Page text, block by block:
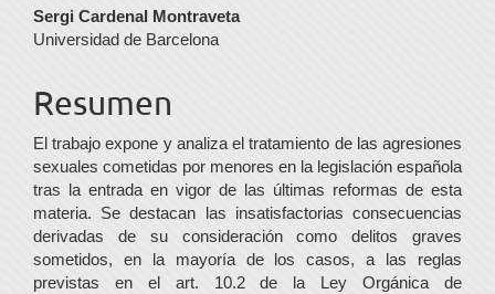
Contenido
principal
del
artículo
Sergi Cardenal Montraveta
Universidad de Barcelona
Resumen
El trabajo expone y analiza el tratamiento de las agresiones
sexuales cometidas por menores en la legislación española
tras la entrada en vigor de las últimas reformas de esta
materia. Se destacan las insatisfactorias consecuencias
derivadas de su consideración como delitos graves
sometidos, en la mayoría de los casos, a las reglas
previstas en el art. 10.2 de la Ley Orgánica de